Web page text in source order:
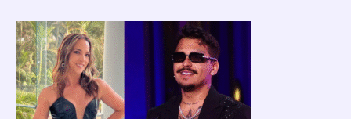
digital
y
mediática